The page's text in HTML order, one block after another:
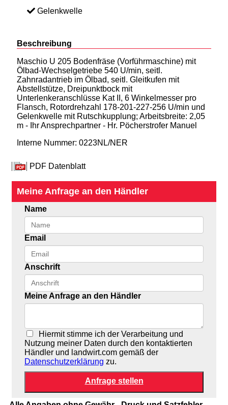
Gelenkwelle
Beschreibung
Maschio U 205 Bodenfräse (Vorführmaschine) mit
Ölbad-Wechselgetriebe 540 U/min, seitl.
Zahnradantrieb im Ölbad, seitl. Gleitkufen mit
Abstellstütze, Dreipunktbock mit
Unterlenkeranschlüsse Kat II, 6 Winkelmesser pro
Flansch, Rotordrehzahl 178-201-227-256 U/min und
Gelenkwelle mit Rutschkupplung; Arbeitsbreite: 2,05
m - Ihr Ansprechpartner - Hr. Pöcherstrofer Manuel
Interne Nummer: 0223NL/NER
PDF Datenblatt
Meine Anfrage an den Händler
Name
Email
Anschrift
Meine Anfrage an den Händler
Hiermit stimme ich der Verarbeitung und
Nutzung meiner Daten durch den kontaktierten
Händler und landwirt.com gemäß der
Datenschutzerklärung zu.